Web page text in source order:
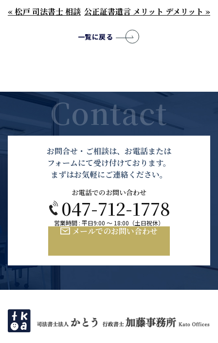
« 松戸 司法書士 相談 公正証書遺言 メリット デメリット »
一覧に戻る
お問合せ・ご相談は、お電話または
フォームにて受け付けております。
まずはお気軽にご連絡ください。
お電話でのお問い合わせ
047-712-1778
営業時間 : 平日9:00 ～ 18:00（土日祝休）
メールでのお問い合わせ